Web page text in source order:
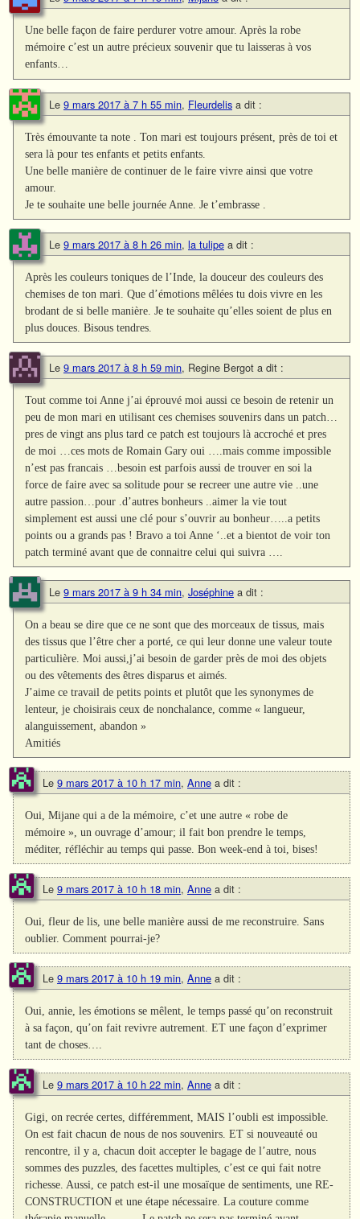
Une belle façon de faire perdurer votre amour. Après la robe
mémoire c’est un autre précieux souvenir que tu laisseras à vos
enfants…
Le 9 mars 2017 à 7 h 55 min, Fleurdelis a dit :
Très émouvante ta note . Ton mari est toujours présent, près de toi et
sera là pour tes enfants et petits enfants.
Une belle manière de continuer de le faire vivre ainsi que votre
amour.
Je te souhaite une belle journée Anne. Je t’embrasse .
Le 9 mars 2017 à 8 h 26 min, la tulipe a dit :
Après les couleurs toniques de l’Inde, la douceur des couleurs des
chemises de ton mari. Que d’émotions mêlées tu dois vivre en les
brodant de si belle manière. Je te souhaite qu’elles soient de plus en
plus douces. Bisous tendres.
Le 9 mars 2017 à 8 h 59 min, Regine Bergot a dit :
Tout comme toi Anne j’ai éprouvé moi aussi ce besoin de retenir un
peu de mon mari en utilisant ces chemises souvenirs dans un patch…
pres de vingt ans plus tard ce patch est toujours là accroché et pres
de moi …ces mots de Romain Gary oui ….mais comme impossible
n’est pas francais …besoin est parfois aussi de trouver en soi la
force de faire avec sa solitude pour se recreer une autre vie ..une
autre passion…pour .d’autres bonheurs ..aimer la vie tout
simplement est aussi une clé pour s’ouvrir au bonheur…..a petits
points ou a grands pas ! Bravo a toi Anne ‘..et a bientot de voir ton
patch terminé avant que de connaitre celui qui suivra ….
Le 9 mars 2017 à 9 h 34 min, Joséphine a dit :
On a beau se dire que ce ne sont que des morceaux de tissus, mais
des tissus que l’être cher a porté, ce qui leur donne une valeur toute
particulière. Moi aussi,j’ai besoin de garder près de moi des objets
ou des vêtements des êtres disparus et aimés.
J’aime ce travail de petits points et plutôt que les synonymes de
lenteur, je choisirais ceux de nonchalance, comme « langueur,
alanguissement, abandon »
Amitiés
Le 9 mars 2017 à 10 h 17 min, Anne a dit :
Oui, Mijane qui a de la mémoire, c’et une autre « robe de
mémoire », un ouvrage d’amour; il fait bon prendre le temps,
méditer, réfléchir au temps qui passe. Bon week-end à toi, bises!
Le 9 mars 2017 à 10 h 18 min, Anne a dit :
Oui, fleur de lis, une belle manière aussi de me reconstruire. Sans
oublier. Comment pourrai-je?
Le 9 mars 2017 à 10 h 19 min, Anne a dit :
Oui, annie, les émotions se mêlent, le temps passé qu’on reconstruit
à sa façon, qu’on fait revivre autrement. ET une façon d’exprimer
tant de choses….
Le 9 mars 2017 à 10 h 22 min, Anne a dit :
Gigi, on recrée certes, différemment, MAIS l’oubli est impossible.
On est fait chacun de nous de nos souvenirs. ET si nouveauté ou
rencontre, il y a, chacun doit accepter le bagage de l’autre, nous
sommes des puzzles, des facettes multiples, c’est ce qui fait notre
richesse. Aussi, ce patch est-il une mosaïque de sentiments, une RE-
CONSTRUCTION et une étape nécessaire. La couture comme